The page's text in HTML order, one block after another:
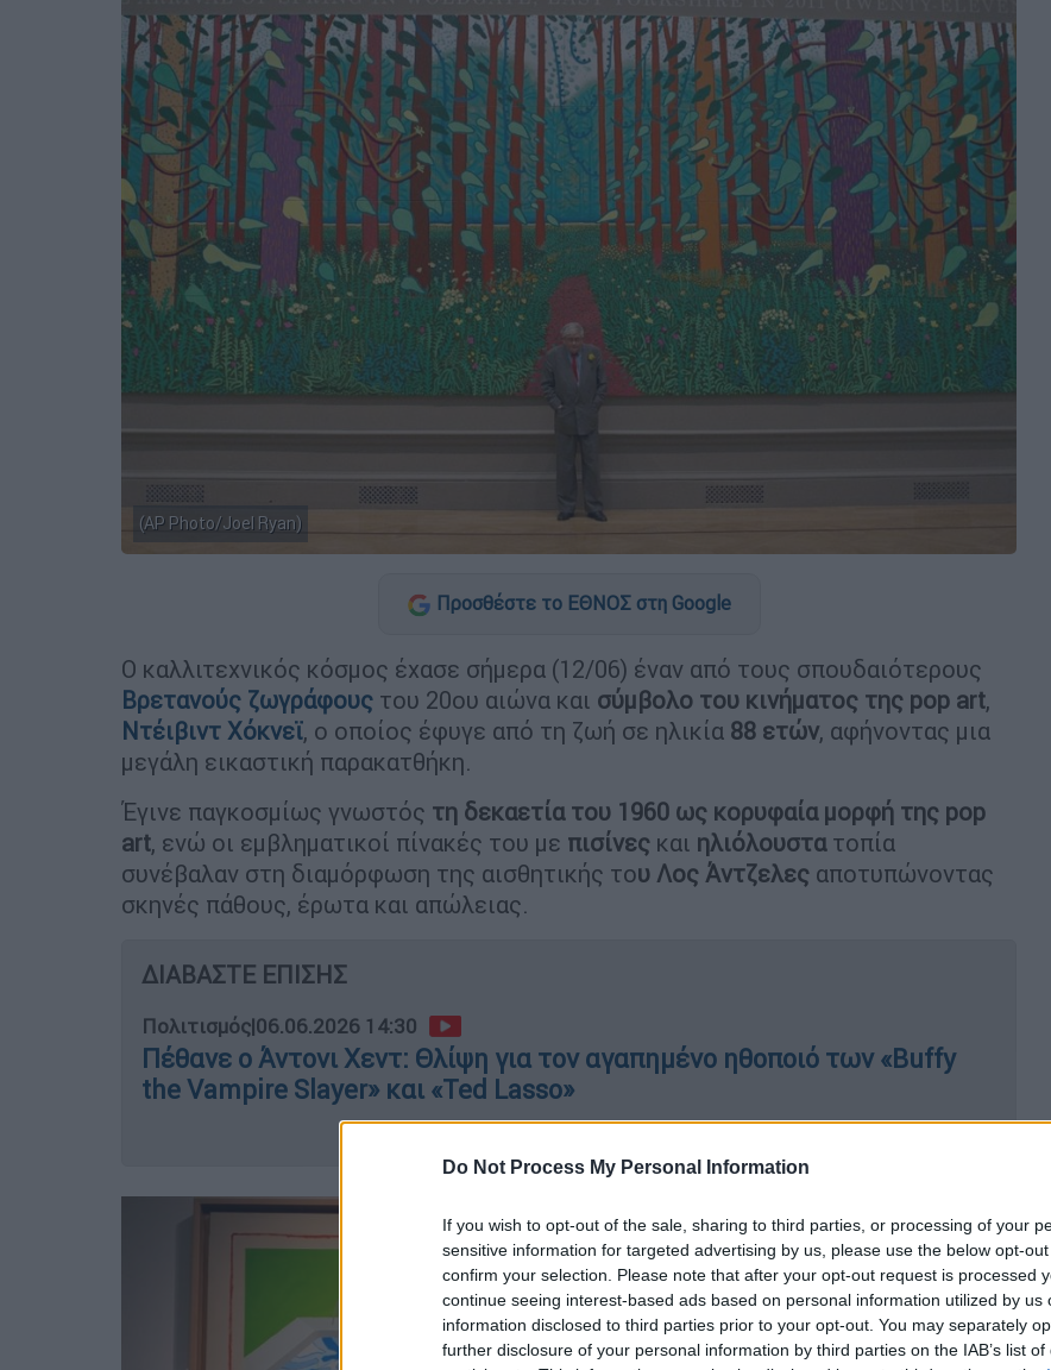
Do Not Process My Personal Information
If you wish to opt-out of the sale, sharing to third parties, or processing of your
sensitive information for targeted advertising by us, please use the below opt-
confirm your selection. Please note that after your opt-out request is processed
continue seeing interest-based ads based on personal information utilized by us
information disclosed to third parties prior to your opt-out. You may separately
further disclosure of your personal information by third parties on the IAB’s list of
(AP Photo/Joel Ryan)
Προσθέστε το ΕΘΝΟΣ στη Google
Ο καλλιτεχνικός κόσμος έχασε σήμερα (12/06) έναν από τους σπουδαιότερους
Βρετανούς ζωγράφους του 20ου αιώνα και σύμβολο του κινήματος της pop art,
Ντέιβιντ Χόκνεϊ, ο οποίος έφυγε από τη ζωή σε ηλικία 88 ετών, αφήνοντας μια
μεγάλη εικαστική παρακατθήκη.
Έγινε παγκοσμίως γνωστός τη δεκαετία του 1960 ως κορυφαία μορφή της pop
art, ενώ οι εμβληματικοί πίνακές του με πισίνες και ηλιόλουστατοπία
συνέβαλαν στη διαμόρφωση της αισθητικής του Λος Άντζελες αποτυπώνοντας
σκηνές πάθους, έρωτα και απώλειας.
ΔΙΑΒΑΣΤΕ ΕΠΙΣΗΣ
Πολιτισμός|06.06.2026 14:30
Πέθανε ο Άντονι Χεντ: Θλίψη για τον αγαπημένο ηθοποιό των «Buffy
the Vampire Slayer» και «Ted Lasso»